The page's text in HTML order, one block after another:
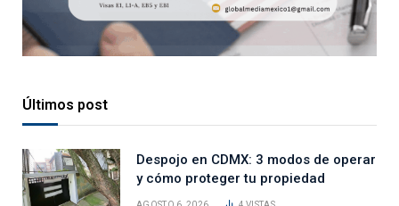
Últimos post
Despojo en CDMX: 3 modos de operar
y cómo proteger tu propiedad